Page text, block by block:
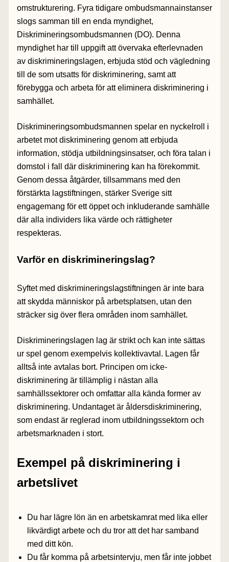
omstrukturering. Fyra tidigare ombudsmannainstanser
slogs samman till en enda myndighet,
Diskrimineringsombudsmannen (DO). Denna
myndighet har till uppgift att övervaka efterlevnaden
av diskrimineringslagen, erbjuda stöd och vägledning
till de som utsatts för diskriminering, samt att
förebygga och arbeta för att eliminera diskriminering i
samhället.
Diskrimineringsombudsmannen spelar en nyckelroll i
arbetet mot diskriminering genom att erbjuda
information, stödja utbildningsinsatser, och föra talan i
domstol i fall där diskriminering kan ha förekommit.
Genom dessa åtgärder, tillsammans med den
förstärkta lagstiftningen, stärker Sverige sitt
engagemang för ett öppet och inkluderande samhälle
där alla individers lika värde och rättigheter
respekteras.
Varför en diskrimineringslag?
Syftet med diskrimineringslagstiftningen är inte bara
att skydda människor på arbetsplatsen, utan den
sträcker sig över flera områden inom samhället.
Diskrimineringslagen lag är strikt och kan inte sättas
ur spel genom exempelvis kollektivavtal. Lagen får
alltså inte avtalas bort. Principen om icke-
diskriminering är tillämplig i nästan alla
samhällssektorer och omfattar alla kända former av
diskriminering. Undantaget är åldersdiskriminering,
som endast är reglerad inom utbildningssektorn och
arbetsmarknaden i stort.
Exempel på diskriminering i
arbetslivet
Du har lägre lön än en arbetskamrat med lika eller
likvärdigt arbete och du tror att det har samband
med ditt kön.
Du får komma på arbetsintervju, men får inte jobbet